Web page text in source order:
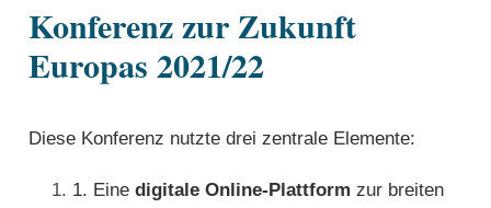
Konferenz zur Zukunft
Europas 2021/22
Diese Konferenz nutzte drei zentrale Elemente:
1. Eine digitale Online-Plattform zur breiten